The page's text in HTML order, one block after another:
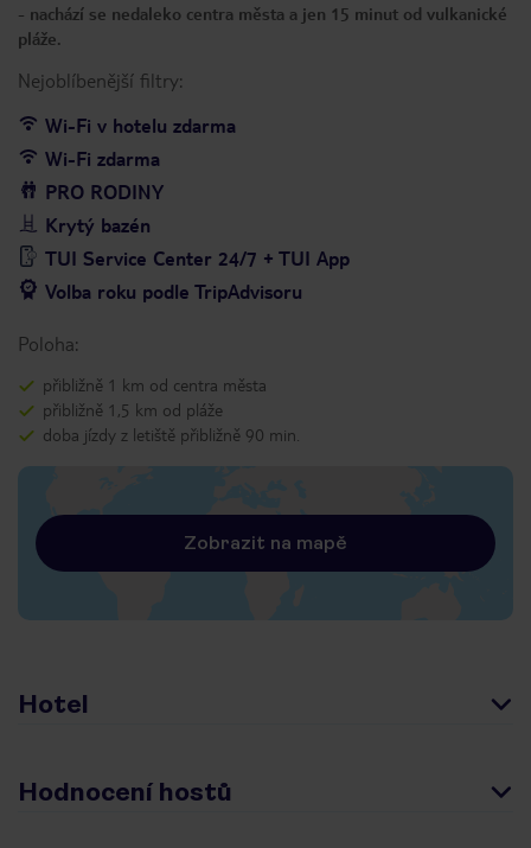
- nachází se nedaleko centra města a jen 15 minut od vulkanické
pláže.
Nejoblíbenější filtry:
Wi-Fi v hotelu zdarma
Wi-Fi zdarma
PRO RODINY
Krytý bazén
TUI Service Center 24/7 + TUI App
Volba roku podle TripAdvisoru
Poloha:
přibližně 1 km od centra města
přibližně 1,5 km od pláže
doba jízdy z letiště přibližně 90 min.
Zobrazit na mapě
Hotel
Hodnocení hostů